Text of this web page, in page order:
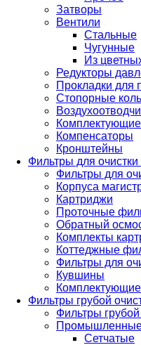
Затворы
Вентили
Стальные
Чугунные
Из
Редукторы
Прокладки для
Стопорные
Комплектующие
Компенсаторы
Кронштейны
Фильтры для
Фильтры для
Корпуса
Картриджи
Проточные
Обратный
Комплекты
Коттеджные
Фильтры для
Кувшины
Фильтры грубой
Фильтры грубой
Сетчатые